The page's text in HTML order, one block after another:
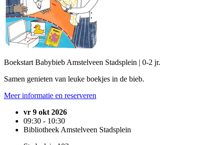
Boekstart Babybieb Amstelveen Stadsplein | 0-2 jr.
Samen genieten van leuke boekjes in de bieb.
Meer informatie en reserveren
vr 9 okt 2026
09:30 - 10:30
Bibliotheek Amstelveen Stadsplein